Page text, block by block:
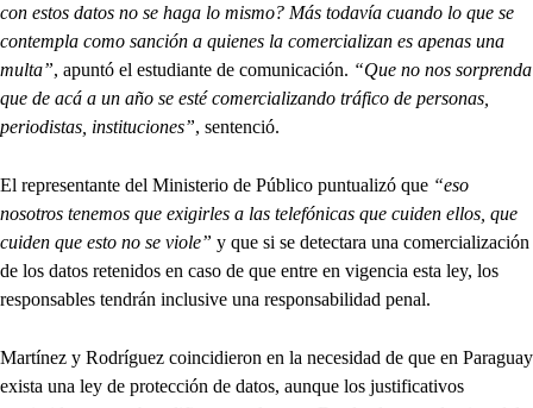
con estos datos no se haga lo mismo? Más todavía cuando lo que se
contempla como sanción a quienes la comercializan es apenas una
multa”, apuntó el estudiante de comunicación. “Que no nos sorprenda
que de acá a un año se esté comercializando tráfico de personas,
periodistas, instituciones”, sentenció.
El representante del Ministerio de Público puntualizó que “eso
nosotros tenemos que exigirles a las telefónicas que cuiden ellos, que
cuiden que esto no se viole” y que si se detectara una comercialización
de los datos retenidos en caso de que entre en vigencia esta ley, los
responsables tendrán inclusive una responsabilidad penal.
Martínez y Rodríguez coincidieron en la necesidad de que en Paraguay
exista una ley de protección de datos, aunque los justificativos